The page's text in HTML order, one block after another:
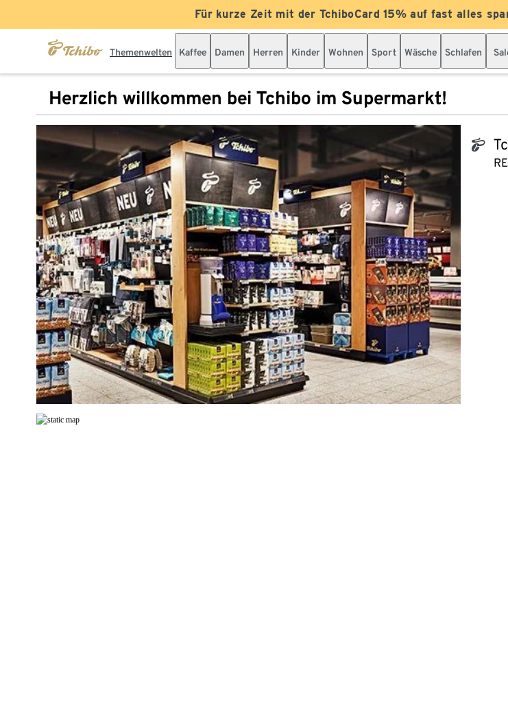
Für kurze Zeit mit der TchiboCard 15% auf fast alles
Themenwelten Kaffee Damen Herren Kinder Wohnen Sport Wäsche Schlafen
Herzlich willkommen bei Tchibo im Supermarkt!
tchibo_logo